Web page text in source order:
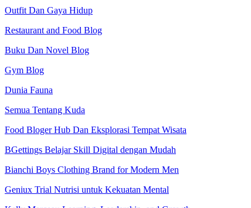
Outfit Dan Gaya Hidup
Restaurant and Food Blog
Buku Dan Novel Blog
Gym Blog
Dunia Fauna
Semua Tentang Kuda
Food Bloger Hub Dan Eksplorasi Tempat Wisata
BGettings Belajar Skill Digital dengan Mudah
Bianchi Boys Clothing Brand for Modern Men
Geniux Trial Nutrisi untuk Kekuatan Mental